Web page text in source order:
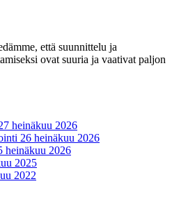
että suunnittelu ja
ovat suuria ja vaativat paljon
heinäkuu 2026
26 heinäkuu 2026
heinäkuu 2026
2025
2022